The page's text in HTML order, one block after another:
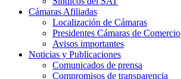
Cámaras Afiliadas
Localización de Cámaras
Presidentes Cámaras de Comercio
Avisos importantes
Noticias y Publicaciones
Comunicados de prensa
Compromisos de transparencia